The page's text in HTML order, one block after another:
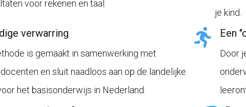
voor rekenen en taal.
je kind.
verwarring
is gemaakt in samenwerking met
en sluit naadloos aan op de landelijke
het basisonderwijs in Nederland.
Een
Door